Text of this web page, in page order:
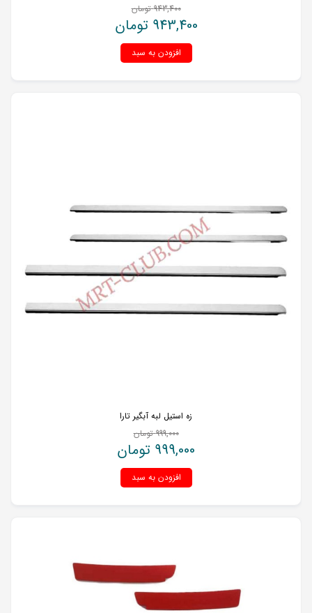
943,400 تومان
943,400 تومان
افزودن به سبد
زه استیل لبه آبگیر تارا
999,000 تومان
999,000 تومان
افزودن به سبد